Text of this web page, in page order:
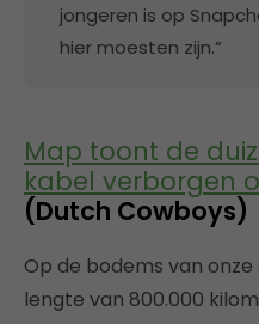
jongeren is op
hier moesten zijn.”
Map toont de
kabel verborgen
(Dutch Cowboys)
Op de bodems van
lengte van 800.000